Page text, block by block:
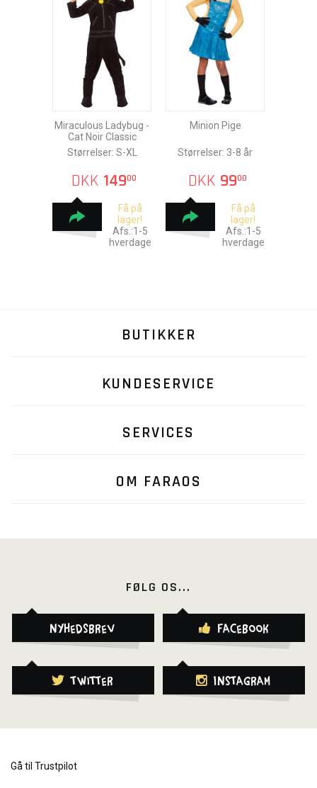
Miraculous Ladybug -
Cat Noir Classic
Størrelser: S-XL
DKK 14900
Få på
lager!
Afs.:1-5
hverdage
Minion Pige
Størrelser: 3-8 år
DKK 9900
Få på
lager!
Afs.:1-5
hverdage
BUTIKKER
KUNDESERVICE
SERVICES
OM FARAOS
FØLG OS...
Nyhedsbrev Facebook
Twitter Instagram
Gå til Trustpilot